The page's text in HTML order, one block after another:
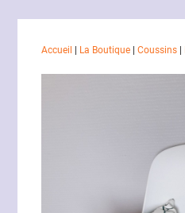
Accueil La Boutique Coussins